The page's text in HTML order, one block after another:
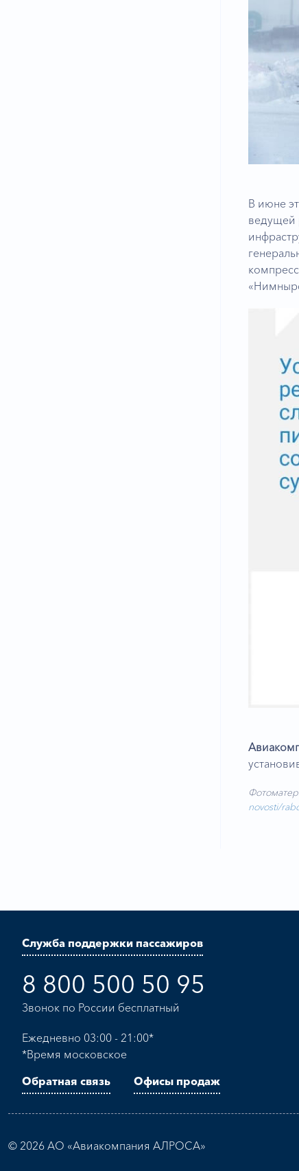
В июне
ведущей
novosti/
Служба поддержки пассажиров
8 800 500 50 95
Звонок по России бесплатный
Ежедневно 03:00 - 21:00*
*Время московское
Обратная связь
Офисы продаж
© 2026 АО «Авиакомпания АЛРОСА»